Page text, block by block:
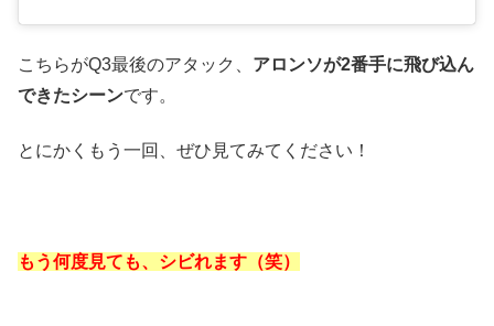
こちらがQ3最後のアタック、 アロンソが2番手に飛び込ん
できたシーンです。
とにかくもう一回、ぜひ見てみてください！
もう何度見ても、シビれます（笑）